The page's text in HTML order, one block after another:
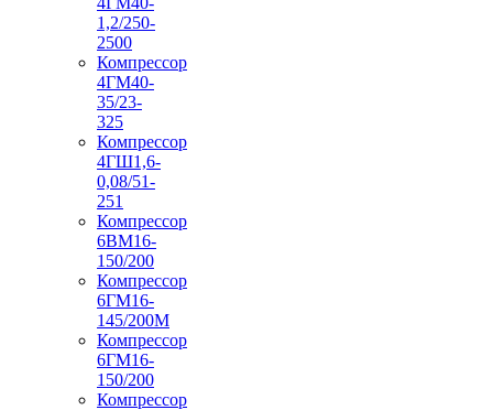
1,2/250-
2500
Компрессор
4ГМ40-
35/23-
325
Компрессор
4ГШ1,6-
0,08/51-
251
Компрессор
6ВМ16-
150/200
Компрессор
6ГМ16-
145/200М
Компрессор
6ГМ16-
150/200
Компрессор